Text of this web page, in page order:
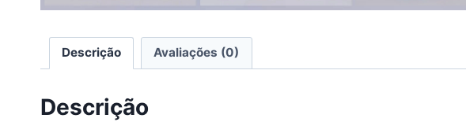
Descrição Avaliações (0)
Descrição